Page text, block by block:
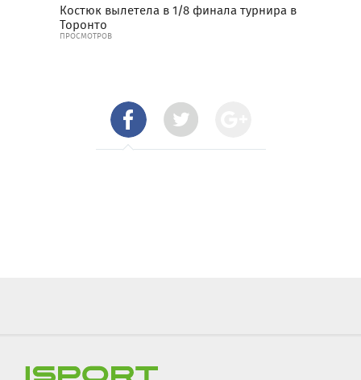
Костюк вылетела в 1/8 финала турнира в
Торонто
ПРОСМОТРОВ